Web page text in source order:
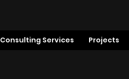
Consulting Services Projects